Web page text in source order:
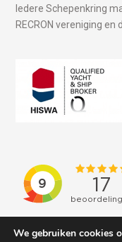
Iedere Schepenkring
RECRON vereniging en
We gebruiken cookies